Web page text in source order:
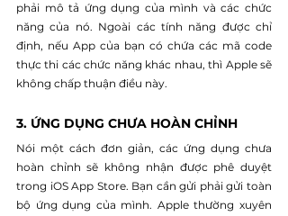
phải mô tả ứng dụng của mình và các chức
năng của nó. Ngoài các tính năng được chỉ
định, nếu App của bạn có chứa các mã code
thực thi các chức năng khác nhau, thì Apple sẽ
không chấp thuận điều này.
3. ỨNG DỤNG CHƯA HOÀN CHỈNH
Nói một cách đơn giản, các ứng dụng chưa
hoàn chỉnh sẽ không nhận được phê duyệt
trong iOS App Store. Bạn cần gửi phải gửi toàn
bộ ứng dụng của mình. Apple thường xuyên